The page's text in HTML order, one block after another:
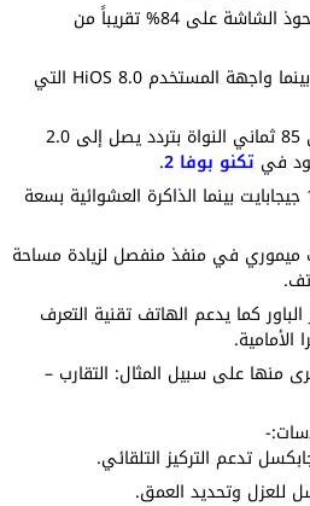
ابعاد العرض 20:9 كما تستحوذ الشاشة على 84% تقريباً من
نظام التشغيل اندرويد 12 بينما واجهة المستخدم HiOS 8.0 التي
المعالج ميدياتك هيليو جي 85 ثماني النواة بتردد يصل إلى 2.0
في تكنو بوفا 2 .
الذاكرة الداخلية بسعة 128 جيجابايت بينما الذاكرة العشوائية بسعة
ميموري في منفذ منفصل لزيادة مساحة
كما يدعم الهاتف تقنية التعرف
منها على سبيل المثال: التقارب –